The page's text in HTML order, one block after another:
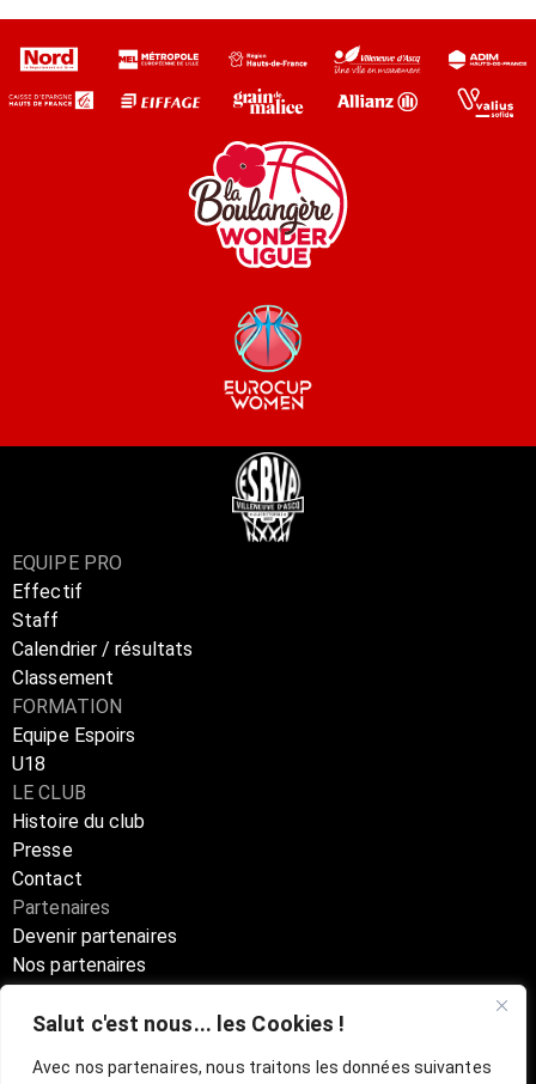
Salut c'est nous... les Cookies !
Avec nos partenaires, nous traitons les données suivantes
EQUIPE PRO
Effectif
Staff
Calendrier / résultats
Classement
FORMATION
Equipe Espoirs
U18
LE CLUB
Histoire du club
Presse
Contact
Partenaires
Devenir partenaires
Nos partenaires